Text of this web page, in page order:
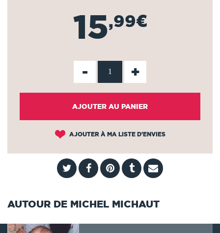
15,99€
- +
AJOUTER AU PANIER
AJOUTER À MA LISTE D'ENVIES
AUTOUR DE MICHEL MICHAUT